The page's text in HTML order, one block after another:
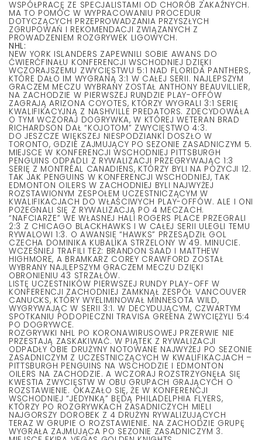
WSPÓŁPRACĘ ZE SPECJALISTAMI OD CHORÓB ZAKAŹNYCH.
MA TO POMÓC W WYPRACOWANIU PROCEDUR
DOTYCZĄCYCH PRZEPROWADZANIA PRZYSZŁYCH
ZGRUPOWAŃ I REKOMENDACJI ZWIĄZANYCH Z
PROWADZENIEM ROZGRYWEK LIGOWYCH.
NHL:
NEW YORK ISLANDERS ZAPEWNILI SOBIE AWANS DO
ĆWIERĆFINAŁU KONFERENCJI WSCHODNIEJ DZIĘKI
WCZORAJSZEMU ZWYCIĘSTWU 5:1 NAD FLORIDA PANTHERS,
KTÓRE DAŁO IM WYGRANĄ 3:1 W CAŁEJ SERII. NAJLEPSZYM
GRACZEM MECZU WYBRANY ZOSTAŁ ANTHONY BEAUVILLIER,
NA ZACHODZIE W PIERWSZEJ RUNDZIE PLAY-OFFÓW
ZAGRAJĄ ARIZONA COYOTES, KTÓRZY WYGRALI 3:1 SERIĘ
KWALIFIKACYJNĄ Z NASHVILLE PREDATORS. ZDECYDOWAŁA
O TYM WCZORAJ DOGRYWKA, W KTÓREJ WETERAN BRAD
RICHARDSON DAŁ “KOJOTOM” ZWYCIĘSTWO 4:3.
DO JESZCZE WIĘKSZEJ NIESPODZIANKI DOSZŁO W
TORONTO, GDZIE ZAJMUJĄCY PO SEZONIE ZASADNICZYM 5.
MIEJSCE W KONFERENCJI WSCHODNIEJ PITTSBURGH
PENGUINS ODPADLI Z RYWALIZACJI PRZEGRYWAJĄC 1:3
SERIĘ Z MONTRÉAL CANADIENS, KTÓRZY BYLI NA POZYCJI 12.
TAK JAK PENGUINS W KONFERENCJI WSCHODNIEJ, TAK
EDMONTON OILERS W ZACHODNIEJ BYLI NAJWYŻEJ
ROZSTAWIONYM ZESPOŁEM UCZESTNICZĄCYM W
KWALIFIKACJACH DO WŁAŚCIWYCH PLAY-OFFÓW. ALE I ONI
POŻEGNALI SIĘ Z RYWALIZACJĄ PO 4 MECZACH.
“NAFCIARZE” WE WŁASNEJ HALI ROGERS PLACE PRZEGRALI
2:3 Z CHICAGO BLACKHAWKS I W CAŁEJ SERII ULEGLI TEMU
RYWALOWI 1:3. O AWANSIE “HAWKS” PRZESĄDZIŁ GOL
CZECHA DOMINIKA KUBALÍKA STRZELONY W 49. MINUCIE.
WCZEŚNIEJ TRAFILI TEŻ: BRANDON SAAD I MATTHEW
HIGHMORE, A BRAMKARZ COREY CRAWFORD ZOSTAŁ
WYBRANY NAJLEPSZYM GRACZEM MECZU DZIĘKI
OBRONIENIU 43 STRZAŁÓW.
LISTĘ UCZESTNIKÓW PIERWSZEJ RUNDY PLAY-OFF W
KONFERENCJI ZACHODNIEJ ZAMKNĄŁ ZESPÓŁ VANCOUVER
CANUCKS, KTÓRY WYELIMINOWAŁ MINNESOTA WILD,
WYGRYWAJĄC W SERII 3:1. W DECYDUJĄCYM, CZWARTYM
SPOTKANIU PODOPIECZNI TRAVISA GREENA ZWYCIĘŻYLI 5:4
PO DOGRYWCE.
ROZGRYWKI NHL PO KORONAWIRUSOWEJ PRZERWIE NIE
PRZESTAJĄ ZASKAKIWAĆ. W PIĄTEK Z RYWALIZACJI
ODPADŁY OBIE DRUŻYNY NOTOWANE NAJWYŻEJ PO SEZONIE
ZASADNICZYM Z UCZESTNICZĄCYCH W KWALIFIKACJACH –
PITTSBURGH PENGUINS NA WSCHODZIE I EDMONTON
OILERS NA ZACHODZIE. A WCZORAJ ROZSTRZYGNĘŁA SIĘ
KWESTIA ZWYCIĘSTW W OBU GRUPACH GRAJĄCYCH O
ROZSTAWIENIE. OKAZAŁO SIĘ, ŻE W KONFERENCJI
WSCHODNIEJ “JEDYNKĄ” BĘDĄ PHILADELPHIA FLYERS,
KTÓRZY PO ROZGRYWKACH ZASADNICZYCH MIELI
NAJGORSZY DOROBEK Z 4 DRUŻYN RYWALIZUJĄCYCH
TERAZ W GRUPIE O ROZSTAWIENIE. NA ZACHODZIE GRUPĘ
WYGRAŁA ZAJMUJĄCA PO SEZONIE ZASADNICZYM 3.